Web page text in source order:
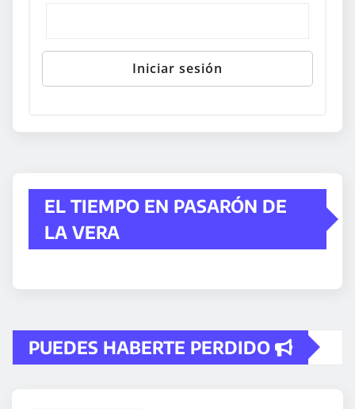
EL TIEMPO EN PASARÓN DE
LA VERA
PUEDES HABERTE PERDIDO